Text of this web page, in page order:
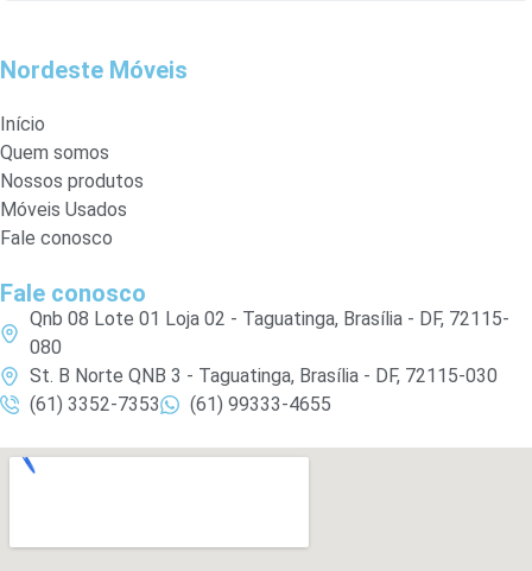
Nordeste Móveis
Início
Quem somos
Nossos produtos
Móveis Usados
Fale conosco
Fale conosco
Qnb 08 Lote 01 Loja 02 - Taguatinga, Brasília - DF, 72115-
080
St. B Norte QNB 3 - Taguatinga, Brasília - DF, 72115-030
(61) 3352-7353
(61) 99333-4655